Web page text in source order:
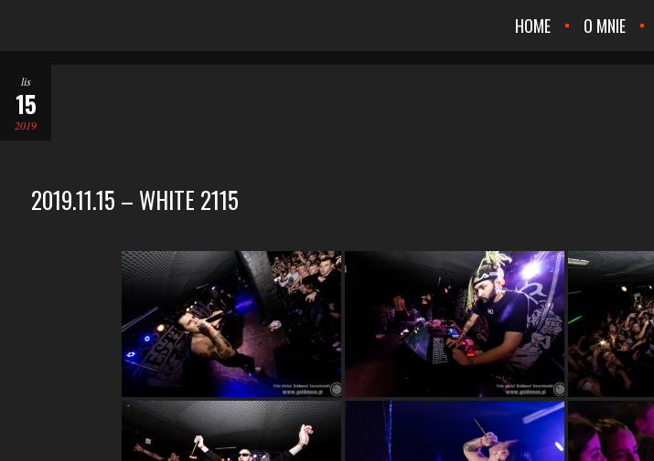
HOME O MNIE
lis
15
2019
2019.11.15 – WHITE 2115